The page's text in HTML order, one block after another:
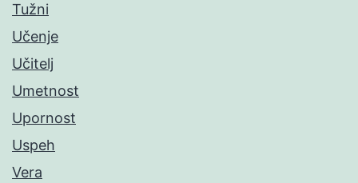
Tužni
Učenje
Učitelj
Umetnost
Upornost
Uspeh
Vera